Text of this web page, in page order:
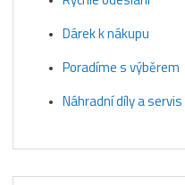
Dárek k nákupu
Poradíme s výběrem
Náhradní díly a servis